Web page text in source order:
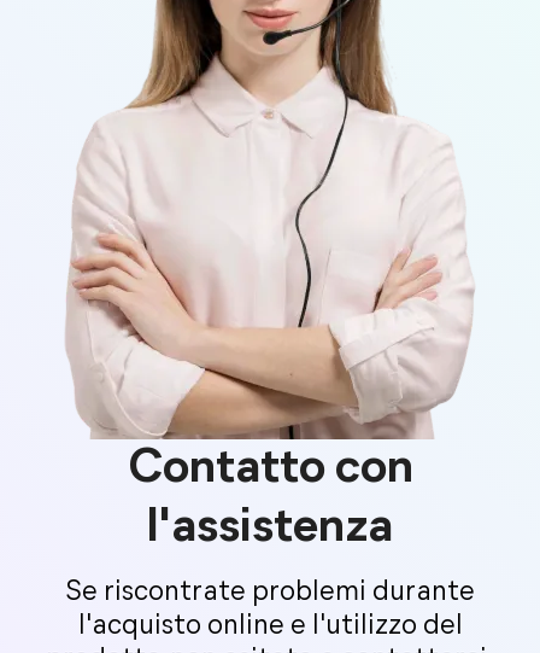
FoneTool
Backup e velocità di
trasferimento
Supporto dei dispositivi di
archiviazione
PC, Mobile HDD,
Percorso di archiviazione
Dipendenza dalla rete Nessuna rete
Contatto con
l'assistenza
Se riscontrate problemi durante
l'acquisto online e l'utilizzo del